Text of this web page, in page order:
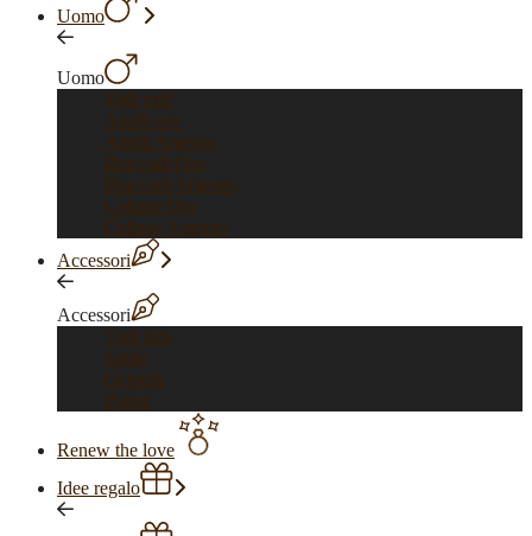
Uomo
Uomo
Vedi tutti
Anelli oro
Anelli Argento
Bracciali Oro
Bracciali Argento
Collane Oro
Collane Argento
Accessori
Accessori
Vedi tutti
Spille
Gemelli
Penne
Renew the love
Idee regalo